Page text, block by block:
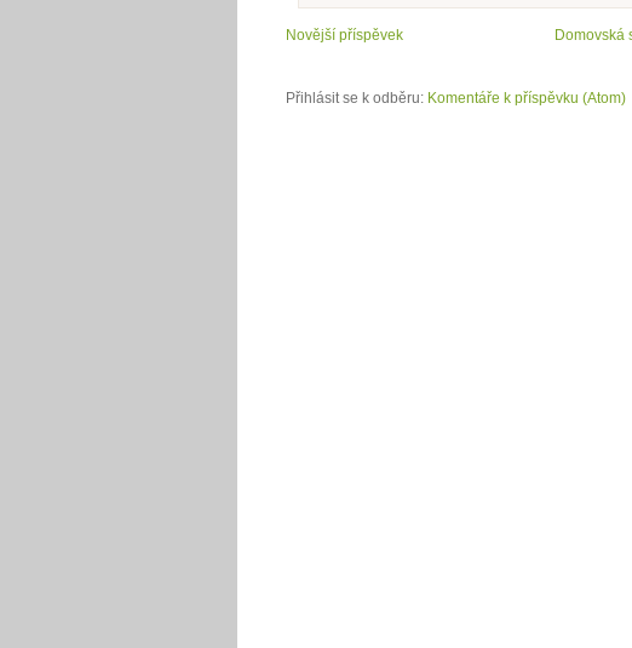
Novější příspěvek Domovská
Přihlásit se k odběru: Komentáře k příspěvku (Atom)